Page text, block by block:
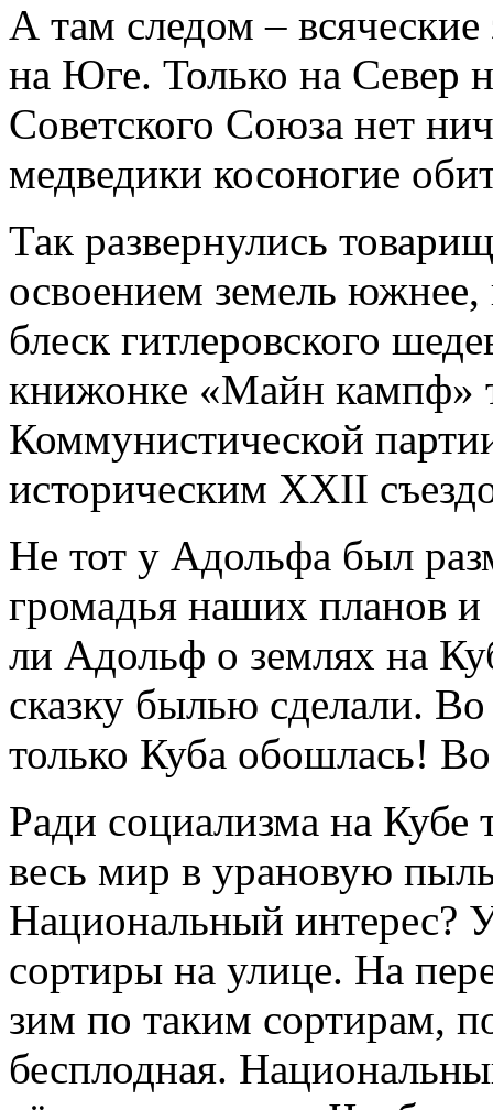
А там следом –
на Юге. Только на Север
Советского Союза нет
медведики косоногие
Так развернулись
освоением земель южнее,
блеск гитлеровского
книжонке «Майн кампф»
Коммунистической
историческим XXII
Не тот у Адольфа был
громадья наших планов
ли Адольф о землях на
сказку былью сделали.
только Куба обошлась!
Ради социализма на
весь мир в урановую
Национальный интерес?
сортиры на улице. На
зим по таким сортирам,
бесплодная.